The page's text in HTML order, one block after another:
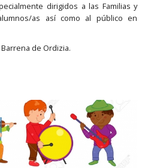
dirigidos a las Familias y
as así como al público en
de Ordizia.